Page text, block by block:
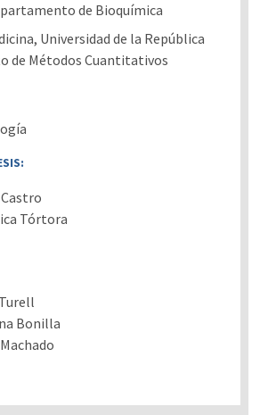
de Bioquímica
Universidad de la República
de Métodos Cuantitativos
Tórtora
Bonilla